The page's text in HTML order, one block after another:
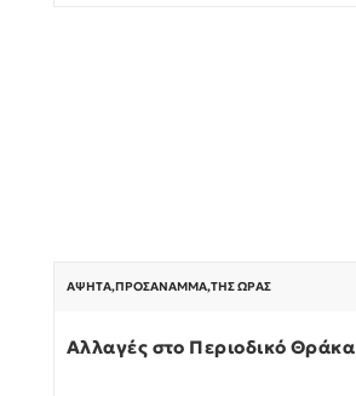
ΆΨΗΤΑ,ΠΡΟΣΆΝΑΜΜΑ,ΤΗΣ ΏΡΑΣ
Αλλαγές στο Περιοδικό Θράκα